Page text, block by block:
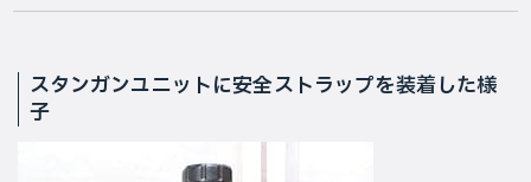
スタンガンユニットに安全ストラップを装着した様
子